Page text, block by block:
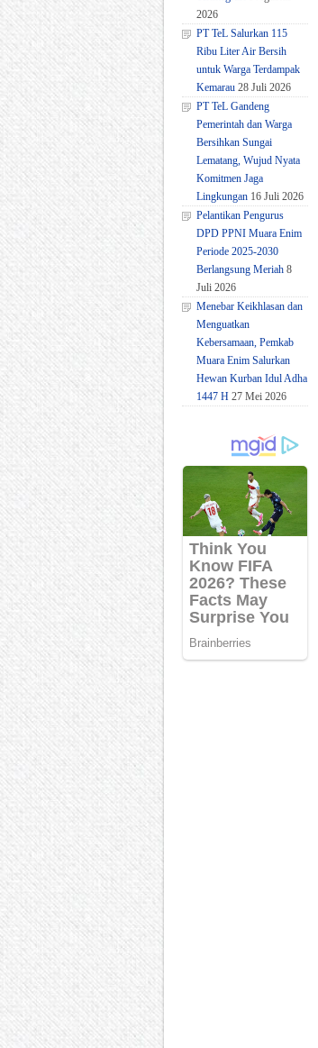
2026
PT TeL Salurkan 115
Ribu Liter Air Bersih
untuk Warga Terdampak
Kemarau 28 Juli 2026
PT TeL Gandeng
Pemerintah dan Warga
Bersihkan Sungai
Lematang, Wujud Nyata
Komitmen Jaga
Lingkungan 16 Juli 2026
Pelantikan Pengurus
DPD PPNI Muara Enim
Periode 2025-2030
Berlangsung Meriah 8
Juli 2026
Menebar Keikhlasan dan
Menguatkan
Kebersamaan, Pemkab
Muara Enim Salurkan
Hewan Kurban Idul Adha
1447 H 27 Mei 2026